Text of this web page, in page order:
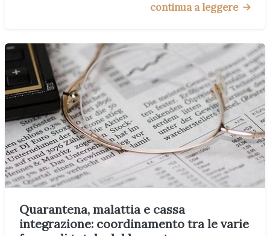
continua a leggere
Quarantena, malattia e cassa
integrazione: coordinamento tra le varie